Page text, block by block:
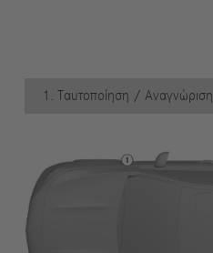
1. Ταυτοποίηση / Αναγνώριση